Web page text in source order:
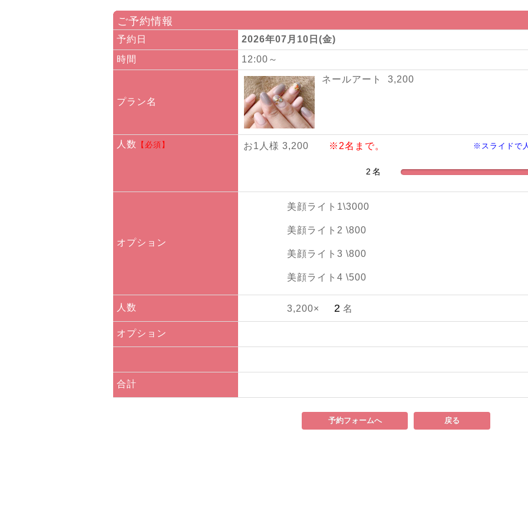
ご予約情報
予約日
2026年07月10日(金)
時間
12:00～
プラン名
ネールアート 3,200
人数 【必須】 お1人様 3,200 ※2名まで。 ※スライドで
オプション
美顔ライト1\3000
美顔ライト2 \800
美顔ライト3 \800
美顔ライト4 \500
人数 3,200× 名
オプション
合計